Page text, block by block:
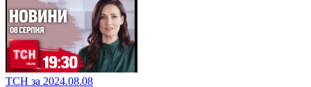
ТСН за 2024.08.08